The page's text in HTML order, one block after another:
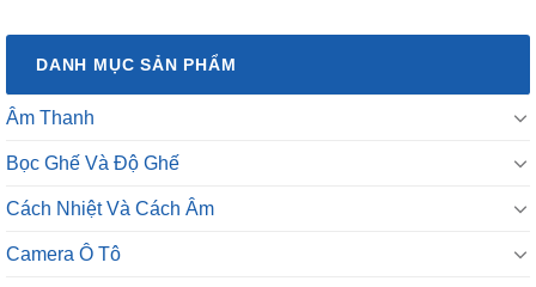
DANH MỤC SẢN PHẨM
Âm Thanh
Bọc Ghế Và Độ Ghế
Cách Nhiệt Và Cách Âm
Camera Ô Tô